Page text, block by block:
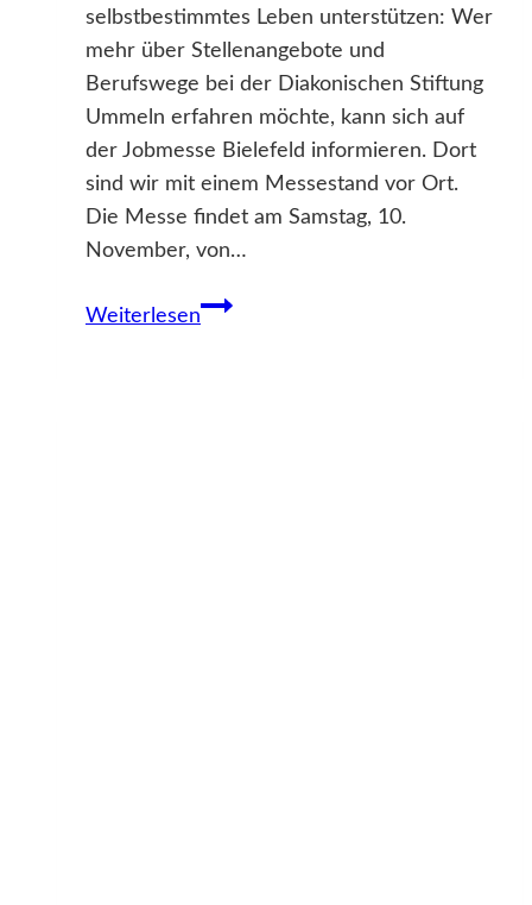
selbstbestimmtes Leben unterstützen: Wer
mehr über Stellenangebote und
Berufswege bei der Diakonischen Stiftung
Ummeln erfahren möchte, kann sich auf
der Jobmesse Bielefeld informieren. Dort
sind wir mit einem Messestand vor Ort.
Die Messe findet am Samstag, 10.
November, von…
Weiterlesen
Stiftung